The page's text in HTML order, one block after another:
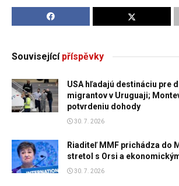
Souvisejícípříspěvky
USA hľadajú destináciu pre
migrantov v Uruguaji;
potvrdeniu dohody
30. 7. 2026
Riaditeľ MMF prichádza do
stretol s Orsi a
30. 7. 2026